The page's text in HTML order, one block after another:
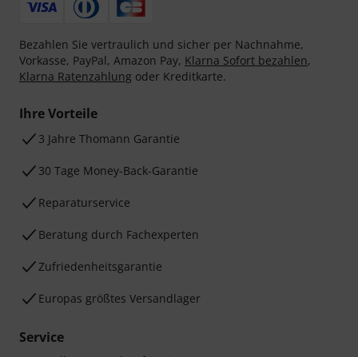
Bezahlen Sie vertraulich und sicher per Nachnahme,
Vorkasse, PayPal, Amazon Pay, Klarna Sofort bezahlen,
Klarna Ratenzahlung oder Kreditkarte.
Ihre Vorteile
3 Jahre Thomann Garantie
30 Tage Money-Back-Garantie
Reparaturservice
Beratung durch Fachexperten
Zufriedenheitsgarantie
Europas größtes Versandlager
Service